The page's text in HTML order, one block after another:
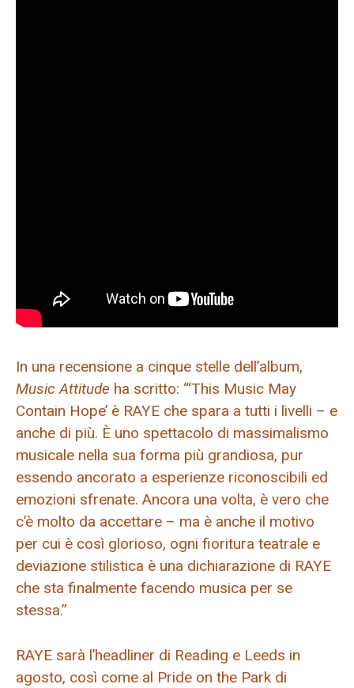
In una recensione a cinque stelle dell’album,
Music Attitude ha scritto: “‘This Music May
Contain Hope’ è RAYE che spara a tutti i livelli – e
anche di più. È uno spettacolo di massimalismo
musicale nella sua forma più grandiosa, pur
essendo ancorato a esperienze riconoscibili ed
emozioni sfrenate. Ancora una volta, è vero che
c’è molto da accettare – ma è anche il motivo
per cui è così glorioso, ogni fioritura teatrale e
deviazione stilistica è una dichiarazione di RAYE
che sta finalmente facendo musica per se
stessa.”
RAYE sarà l’headliner di Reading e Leeds in
agosto, così come al Pride on the Park di